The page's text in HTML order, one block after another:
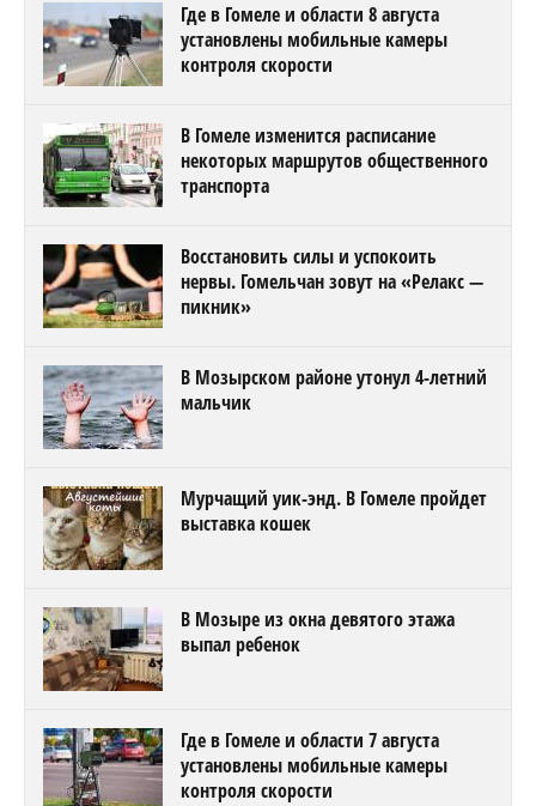
Где в Гомеле и области 8 августа
установлены мобильные камеры
контроля скорости
В Гомеле изменится расписание
некоторых маршрутов общественного
транспорта
Восстановить силы и успокоить
нервы. Гомельчан зовут на «Релакс —
пикник»
В Мозырском районе утонул 4-летний
мальчик
Мурчащий уик-энд. В Гомеле пройдет
выставка кошек
В Мозыре из окна девятого этажа
выпал ребенок
Где в Гомеле и области 7 августа
установлены мобильные камеры
контроля скорости